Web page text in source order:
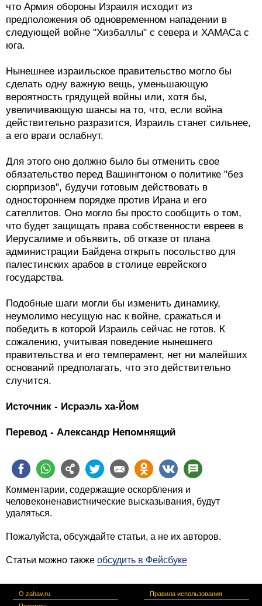
что Армия обороны Израиля исходит из
предположения об одновременном нападении в
следующей войне "Хизбаллы" с севера и ХАМАСа с
юга.
Нынешнее израильское правительство могло бы
сделать одну важную вещь, уменьшающую
вероятность грядущей войны или, хотя бы,
увеличивающую шансы на то, что, если война
действительно разразится, Израиль станет сильнее,
а его враги ослабнут.
Для этого оно должно было бы отменить свое
обязательство перед Вашингтоном о политике "без
сюрпризов", будучи готовым действовать в
одностороннем порядке против Ирана и его
сателлитов. Оно могло бы просто сообщить о том,
что будет защищать права собственности евреев в
Иерусалиме и объявить, об отказе от плана
администрации Байдена открыть посольство для
палестинских арабов в столице еврейского
государства.
Подобные шаги могли бы изменить динамику,
неумолимо несущую нас к войне, сражаться и
победить в которой Израиль сейчас не готов. К
сожалению, учитывая поведение нынешнего
правительства и его темперамент, нет ни малейших
оснований предполагать, что это действительно
случится.
Источник - Исраэль ха-Йом
Перевод - Александр Непомнящий
Комментарии, содержащие оскорбления и
человеконенавистнические высказывания, будут
удаляться.
Пожалуйста, обсуждайте статьи, а не их авторов.
Статьи можно также обсудить в Фейсбуке
О zahav.ru
Правила использования